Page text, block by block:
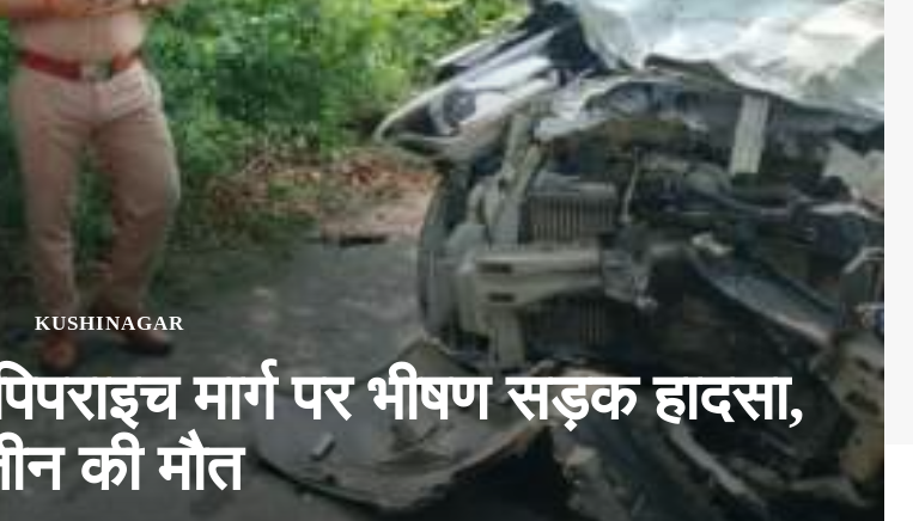
KUSHINAGAR
मार्ग पर भीषण सड़क हादसा,
की मौत